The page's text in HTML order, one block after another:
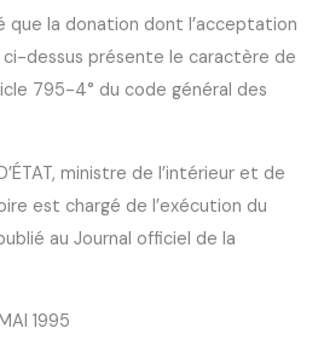
que la donation dont l’acceptation
ci-dessus présente le caractère de
795-4° du code général des
ministre de l’intérieur et de
est chargé de l’exécution du
au Journal officiel de la
1995